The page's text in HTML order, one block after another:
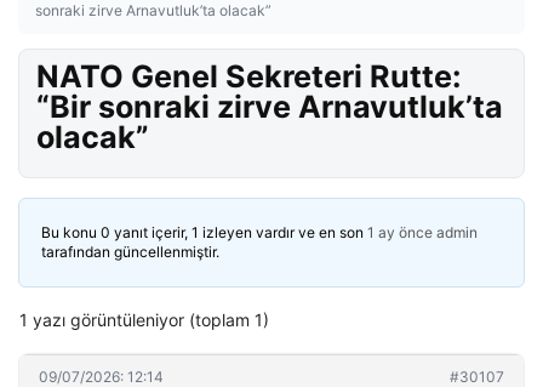
sonraki zirve Arnavutluk’ta olacak”
NATO Genel Sekreteri Rutte:
“Bir sonraki zirve Arnavutluk’ta
olacak”
Bu konu 0 yanıt içerir, 1 izleyen vardır ve en son 1 ay önce admin
tarafından güncellenmiştir.
1 yazı görüntüleniyor (toplam 1)
09/07/2026: 12:14 #30107